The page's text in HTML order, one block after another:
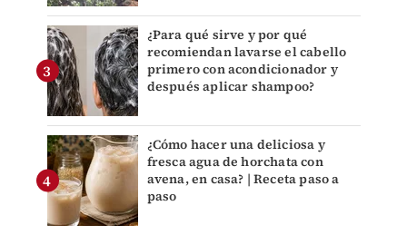
¿Para qué sirve y por qué
recomiendan lavarse el cabello
primero con acondicionador y
después aplicar shampoo?
¿Cómo hacer una deliciosa y
fresca agua de horchata con
avena, en casa? | Receta paso a
paso